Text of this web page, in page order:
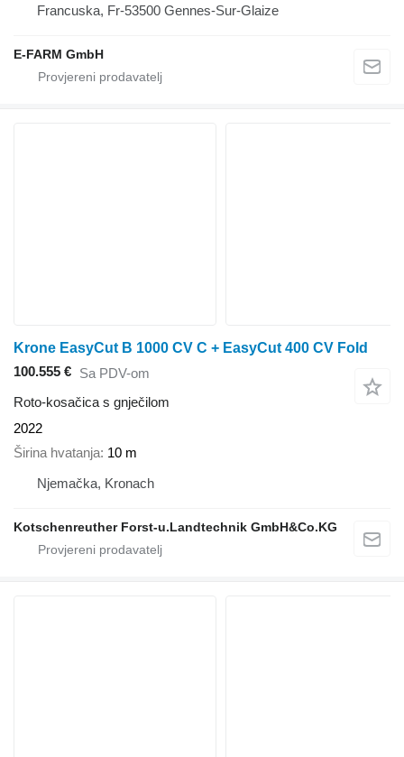
Francuska, Fr-53500 Gennes-Sur-Glaize
E-FARM GmbH
Krone EasyCut B 1000 CV C + EasyCut 400 CV Fold
100.555 € Sa PDV-om
Roto-kosačica s gnječilom
2022
Širina hvatanja 10 m
Njemačka, Kronach
Kotschenreuther Forst-u.Landtechnik GmbH&Co.KG